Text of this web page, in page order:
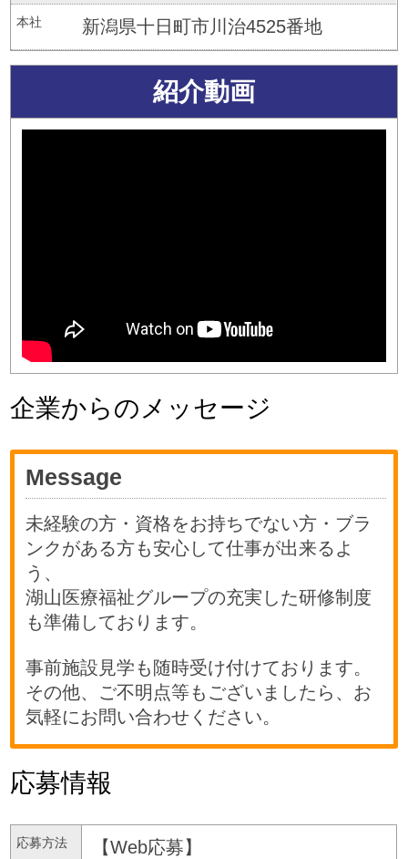
本社 新潟県十日町市川治4525番地
紹介動画
企業からのメッセージ
Message
未経験の方・資格をお持ちでない方・ブラ
ンクがある方も安心して仕事が出来るよ
う、
湖山医療福祉グループの充実した研修制度
も準備しております。
事前施設見学も随時受け付けております。
その他、ご不明点等もございましたら、お
気軽にお問い合わせください。
応募情報
応募方法
【Web応募】